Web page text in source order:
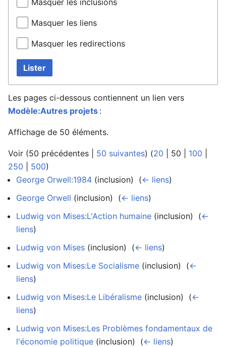
Masquer les inclusions
Masquer les liens
Masquer les redirections
Lister
Les pages ci-dessous contiennent un lien vers
Modèle:Autres projets :
Affichage de 50 éléments.
Voir (50 précédentes 50 suivantes) (20 50 100
250
500)
George Orwell:1984 (inclusion) ‎ (← liens)
George Orwell (inclusion) ‎ (← liens)
Ludwig von Mises:L'Action humaine (inclusion) ‎ (←
liens)
Ludwig von Mises (inclusion) ‎ (← liens)
Ludwig von Mises:Le Socialisme (inclusion) ‎ (←
liens)
Ludwig von Mises:Le Libéralisme (inclusion) ‎ (←
liens)
Ludwig von Mises:Les Problèmes fondamentaux de
l'économie politique (inclusion) ‎ (← liens)